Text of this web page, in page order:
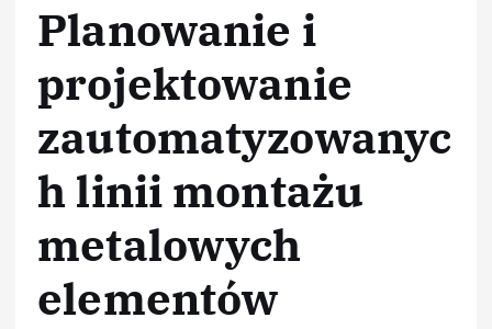
Planowanie i
projektowanie
zautomatyzowanyc
h linii montażu
metalowych
elementów